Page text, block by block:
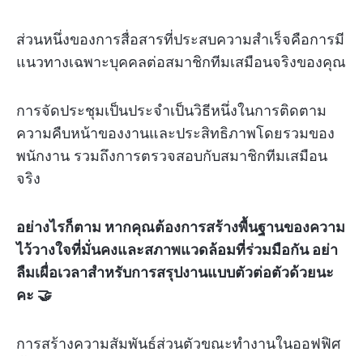
ส่วนหนึ่งของการสื่อสารที่ประสบความสำเร็จคือการมี
แนวทางเฉพาะบุคคลต่อสมาชิกทีมเสมือนจริงของคุณ
การจัดประชุมเป็นประจำเป็นวิธีหนึ่งในการติดตาม
ความคืบหน้าของงานและประสิทธิภาพโดยรวมของ
พนักงาน รวมถึงการตรวจสอบกับสมาชิกทีมเสมือน
จริง
อย่างไรก็ตาม หากคุณต้องการสร้างพื้นฐานของความ
ไว้วางใจที่มั่นคงและสภาพแวดล้อมที่ร่วมมือกัน อย่า
ลืมเผื่อเวลาสำหรับการสรุปงานแบบตัวต่อตัวด้วยนะ
คะ 🤝
การสร้างความสัมพันธ์ส่วนตัวขณะทำงานในออฟฟิศ